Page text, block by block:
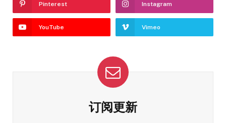
Pinterest Instagram
YouTube Vimeo
订阅更新